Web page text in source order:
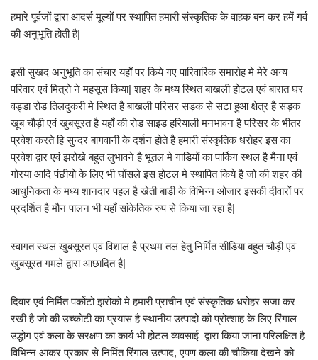
हमारे पूर्वजों द्वारा आदर्स मूल्यों पर स्थापित हमारी संस्कृतिक के वाहक बन कर हमें गर्व
की अनुभूति होती है|
इसी सुखद अनुभूति का संचार यहाँ पर किये गए पारिवारिक समारोह मे मेरे अन्य
परिवार एवं मित्रो ने महसूस किया| शहर के मध्य स्थित बाखली होटल एवं बारात घर
वड्डा रोड तिलदुकरी मे स्थित है बाखली परिसर सड़क से सटा हुआ क्षेत्र है सड़क
खूब चौड़ी एवं खुबसूरत है यहाँ की रोड साइड हरियाली मनभावन है परिसर के भीतर
प्रवेश करते हि सुन्दर बागवानी के दर्शन होते है हमारी संस्कृतिक धरोहर इस का
प्रवेश द्वार एवं झरोखे बहुत लुभावने है भूतल मे गाडियों का पार्किग स्थल है मैना एवं
गोरया आदि पंछीयो के लिए भी घोंसले इस होटल मे स्थापित किये है जो की शहर की
आधुनिकता के मध्य शानदार पहल है खेती बाडी के विभिन्न ओजार इसकी दीवारों पर
प्रदर्शित है मौन पालन भी यहाँ सांकेतिक रुप से किया जा रहा है|
स्वागत स्थल खुबसूरत एवं विशाल है प्रथम तल हेतु निर्मित सीडिया बहुत चौड़ी एवं
खुबसूरत गमले द्वारा आछादित है|
दिवार एवं निर्मित पर्कोटो झरोको मे हमारी प्राचीन एवं संस्कृतिक धरोहर सजा कर
रखी है जो की उच्कोटी का प्रयास है स्थानीय उत्पादो को प्रोत्शाह के लिए रिंगाल
उद्धोग एवं कला के सरक्षण का कार्य भी होटल व्यवसाई द्वारा किया जाना परिलक्षित है
विभिन्न आकर प्रकार से निर्मित रिंगाल उत्पाद, एपण कला की चौकिया देखने को